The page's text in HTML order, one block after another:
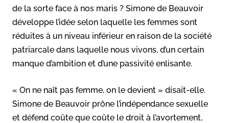
de la sorte face à nos maris ? Simone de Beauvoir
développe l’idée selon laquelle les femmes sont
réduites à un niveau inférieur en raison de la société
patriarcale dans laquelle nous vivons, d’un certain
manque d’ambition et d’une passivité enlisante.
« On ne naît pas femme, on le devient » disait-elle.
Simone de Beauvoir prône l’indépendance sexuelle
et défend coûte que coûte le droit à l’avortement,